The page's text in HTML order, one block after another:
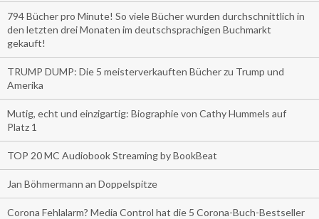
794 Bücher pro Minute! So viele Bücher wurden durchschnittlich in
den letzten drei Monaten im deutschsprachigen Buchmarkt
gekauft!
TRUMP DUMP: Die 5 meisterverkauften Bücher zu Trump und
Amerika
Mutig, echt und einzigartig: Biographie von Cathy Hummels auf
Platz 1
TOP 20 MC Audiobook Streaming by BookBeat
Jan Böhmermann an Doppelspitze
Corona Fehlalarm? Media Control hat die 5 Corona-Buch-Bestseller